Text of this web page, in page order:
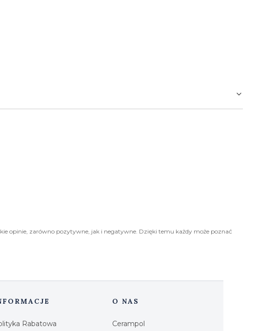
opinie, zarówno pozytywne, jak i negatywne. Dzięki temu każdy może poznać
Rabatowa
O NAS
Cerampol